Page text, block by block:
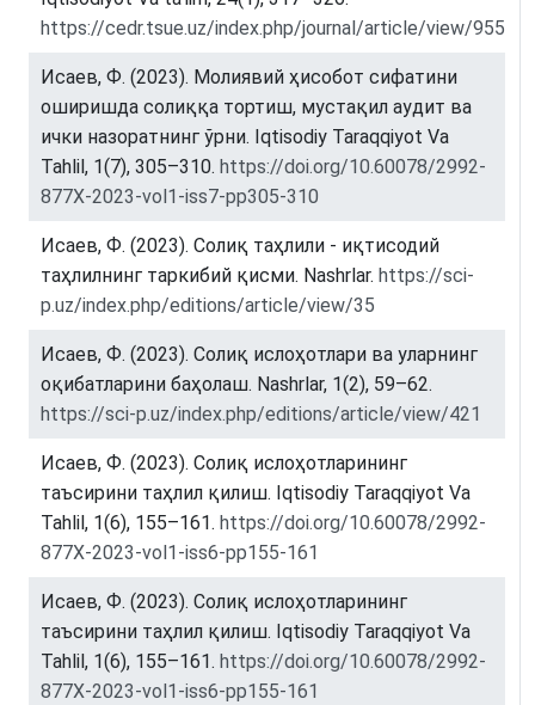
https://cedr.tsue.uz/index.php/journal/article/view/955
Исаев, Ф. (2023). Молиявий ҳисобот сифатини
оширишда солиққа тортиш, мустақил аудит ва
ички назоратнинг ўрни. Iqtisodiy Taraqqiyot Va
Tahlil, 1(7), 305–310. https://doi.org/10.60078/2992-
877X-2023-vol1-iss7-pp305-310
Исаев, Ф. (2023). Сoлиқ тaҳлили - иқтисодий
таҳлилнинг таркибий қисми. Nashrlar. https://sci-
p.uz/index.php/editions/article/view/35
Исаев, Ф. (2023). Солиқ ислоҳотлари ва уларнинг
оқибатларини баҳолаш. Nashrlar, 1(2), 59–62.
https://sci-p.uz/index.php/editions/article/view/421
Исаев, Ф. (2023). Солиқ ислоҳотларининг
таъсирини таҳлил қилиш. Iqtisodiy Taraqqiyot Va
Tahlil, 1(6), 155–161. https://doi.org/10.60078/2992-
877X-2023-vol1-iss6-pp155-161
Исаев, Ф. (2023). Солиқ ислоҳотларининг
таъсирини таҳлил қилиш. Iqtisodiy Taraqqiyot Va
Tahlil, 1(6), 155–161. https://doi.org/10.60078/2992-
877X-2023-vol1-iss6-pp155-161